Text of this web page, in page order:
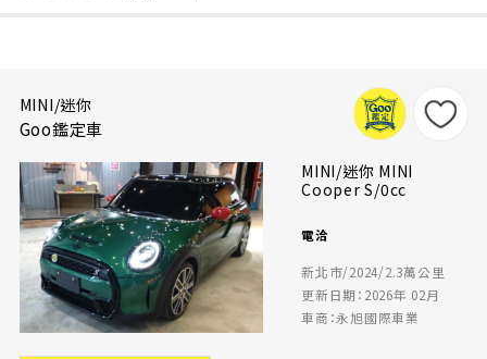
MINI/迷你
Goo鑑定車
MINI/迷你 MINI
Cooper S/0cc
電洽
新北市/2024/2.3萬公里
更新日期：2026年 02月
車商：永旭國際車業